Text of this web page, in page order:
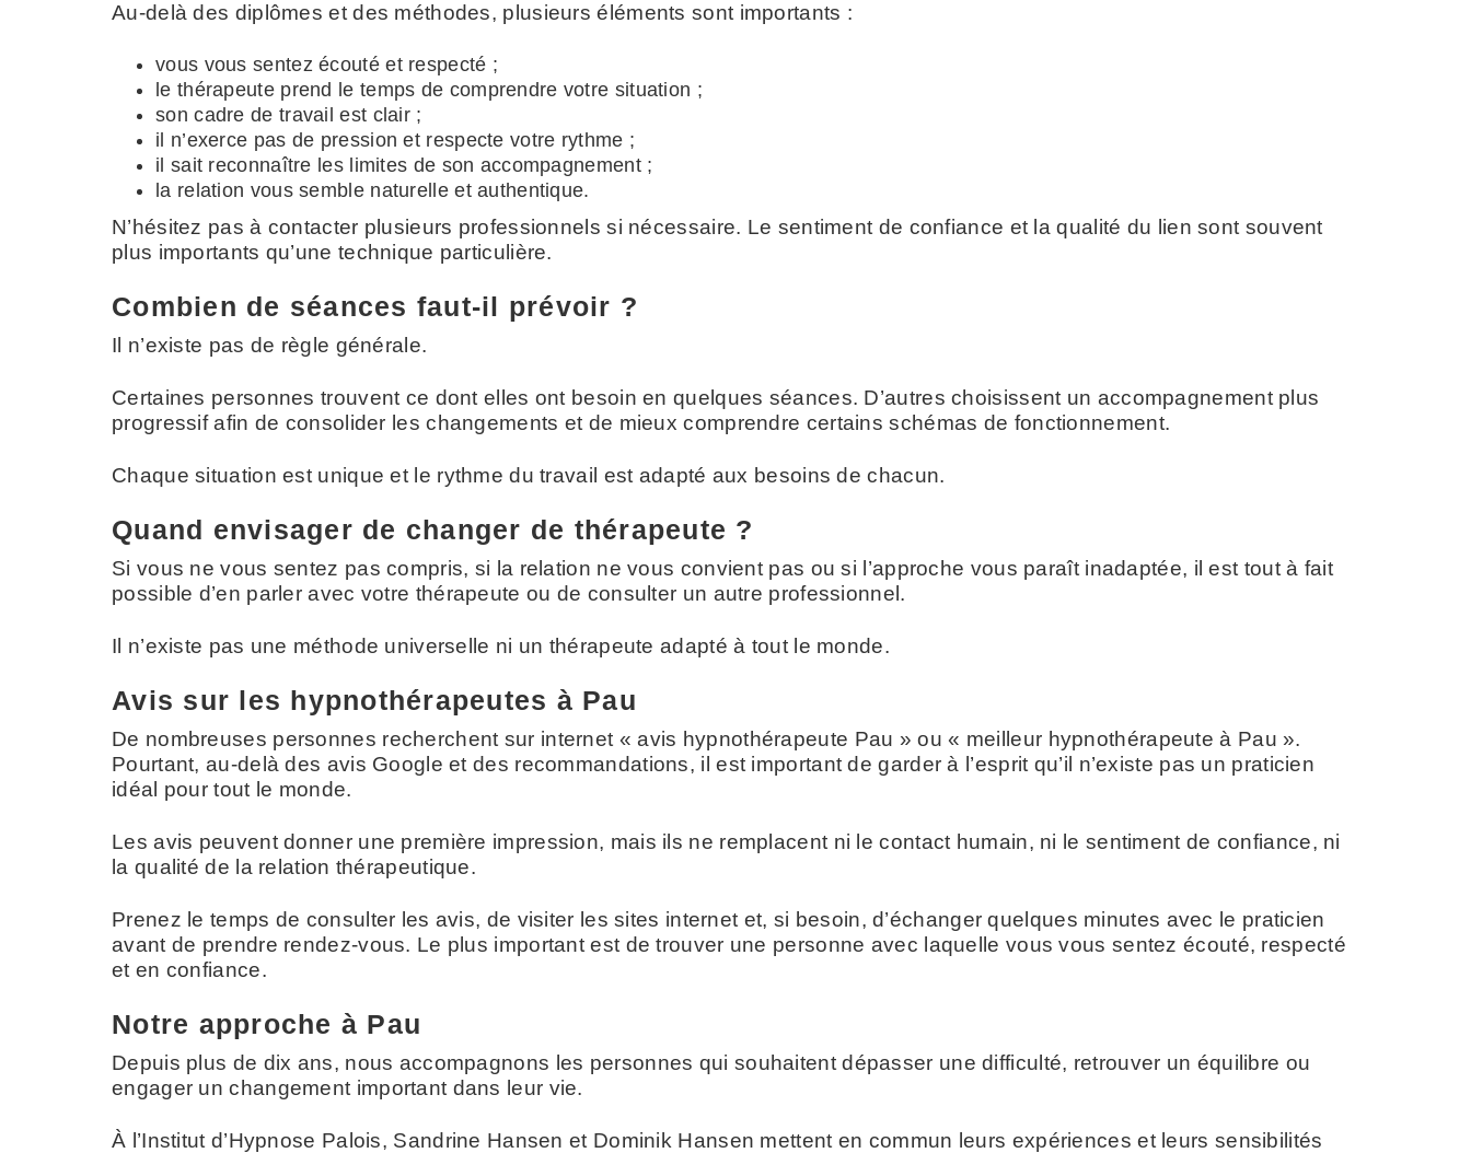
Au-delà des diplômes et des méthodes, plusieurs éléments sont importants :
vous vous sentez écouté et respecté ;
le thérapeute prend le temps de comprendre votre situation ;
son cadre de travail est clair ;
il n’exerce pas de pression et respecte votre rythme ;
il sait reconnaître les limites de son accompagnement ;
la relation vous semble naturelle et authentique.
N’hésitez pas à contacter plusieurs professionnels si nécessaire. Le sentiment de confiance et la qualité du lien sont souvent
plus importants qu’une technique particulière.
Combien de séances faut-il prévoir ?
Il n’existe pas de règle générale.
Certaines personnes trouvent ce dont elles ont besoin en quelques séances. D’autres choisissent un accompagnement plus
progressif afin de consolider les changements et de mieux comprendre certains schémas de fonctionnement.
Chaque situation est unique et le rythme du travail est adapté aux besoins de chacun.
Quand envisager de changer de thérapeute ?
Si vous ne vous sentez pas compris, si la relation ne vous convient pas ou si l’approche vous paraît inadaptée, il est tout à fait
possible d’en parler avec votre thérapeute ou de consulter un autre professionnel.
Il n’existe pas une méthode universelle ni un thérapeute adapté à tout le monde.
Avis sur les hypnothérapeutes à Pau
De nombreuses personnes recherchent sur internet « avis hypnothérapeute Pau » ou « meilleur hypnothérapeute à Pau ».
Pourtant, au-delà des avis Google et des recommandations, il est important de garder à l’esprit qu’il n’existe pas un praticien
idéal pour tout le monde.
Les avis peuvent donner une première impression, mais ils ne remplacent ni le contact humain, ni le sentiment de confiance, ni
la qualité de la relation thérapeutique.
Prenez le temps de consulter les avis, de visiter les sites internet et, si besoin, d’échanger quelques minutes avec le praticien
avant de prendre rendez-vous. Le plus important est de trouver une personne avec laquelle vous vous sentez écouté, respecté
et en confiance.
Notre approche à Pau
Depuis plus de dix ans, nous accompagnons les personnes qui souhaitent dépasser une difficulté, retrouver un équilibre ou
engager un changement important dans leur vie.
À l’Institut d’Hypnose Palois, Sandrine Hansen et Dominik Hansen mettent en commun leurs expériences et leurs sensibilités